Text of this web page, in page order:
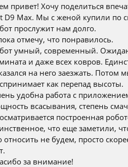
привет! Хочу поделиться
D9 Max. Мы с женой купили по
прослужит нам долго.
отмечу, что понравилось.
умный, современный.
и даже всех ковров.
на него заезжать.
как перепад высоты.
удобна работа с
всасывания, степень
построенная
что еще заметили,
относить не будем, просто
за внимание!